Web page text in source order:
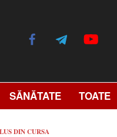
SĂNĂTATE TOATE
DIN CURSA